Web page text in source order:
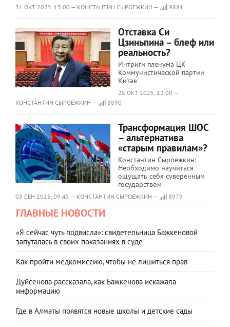
31 ОКТ 2025, 13:00 — КОНСТАНТИН СЫРОЕЖКИН — 9881
Отставка Си
Цзиньпина – блеф или
реальность?
Интриги пленума ЦК
Коммунистической партии
Китая
28 ОКТ 2025, 12:00 —
КОНСТАНТИН СЫРОЕЖКИН —
8890
Трансформация ШОС
– альтернатива
«старым правилам»?
Константин Сыроежкин:
Необходимо научиться
ощущать себя суверенным
государством
03 СЕН 2025, 09:45 — КОНСТАНТИН СЫРОЕЖКИН — 8979
ГЛАВНЫЕ НОВОСТИ
«Я сейчас чуть подвисла»: свидетельница Бажкеновой
запуталась в своих показаниях в суде
Как пройти медкомиссию, чтобы не лишиться прав
Дуйсенова рассказала, как Бажкенова искажала
информацию
Где в Алматы появятся новые школы и детские сады